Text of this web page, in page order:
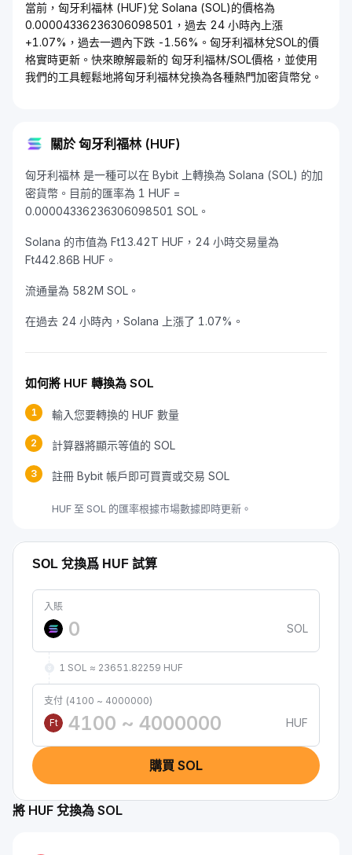
當前，匈牙利福林 (HUF)兌 Solana (SOL)的價格為
0.00004336236306098501，過去 24 小時內上漲
+1.07%，過去一週內下跌 -1.56%。匈牙利福林兌SOL的價
格實時更新。快來瞭解最新的 匈牙利福林/SOL價格，並使用
我們的工具輕鬆地將匈牙利福林兌換為各種熱門加密貨幣兌。
關於 匈牙利福林 (HUF)
匈牙利福林 是一種可以在 Bybit 上轉換為 Solana (SOL) 的加
密貨幣。目前的匯率為 1 HUF =
0.00004336236306098501 SOL。
Solana 的市值為 Ft13.42T HUF，24 小時交易量為
Ft442.86B HUF。
流通量為 582M SOL。
在過去 24 小時內，Solana 上漲了 1.07%。
如何將 HUF 轉換為 SOL
1 輸入您要轉換的 HUF 數量
2 計算器將顯示等值的 SOL
3 註冊 Bybit 帳戶即可買賣或交易 SOL
HUF 至 SOL 的匯率根據市場數據即時更新。
SOL 兌換爲 HUF 試算
入賬
SOL
1 SOL ≈ 23651.82259 HUF
支付 (4100 ~ 4000000)
Ft
HUF
購買 SOL
將 HUF 兌換為 SOL